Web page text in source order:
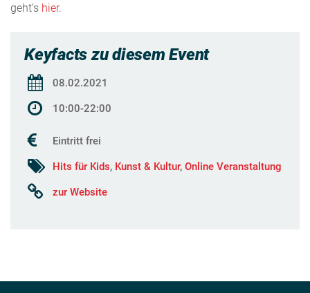
geht’s hier.
Keyfacts zu diesem Event
08.02.2021
10:00-22:00
Eintritt frei
Hits für Kids, Kunst & Kultur, Online Veranstaltung
zur Website